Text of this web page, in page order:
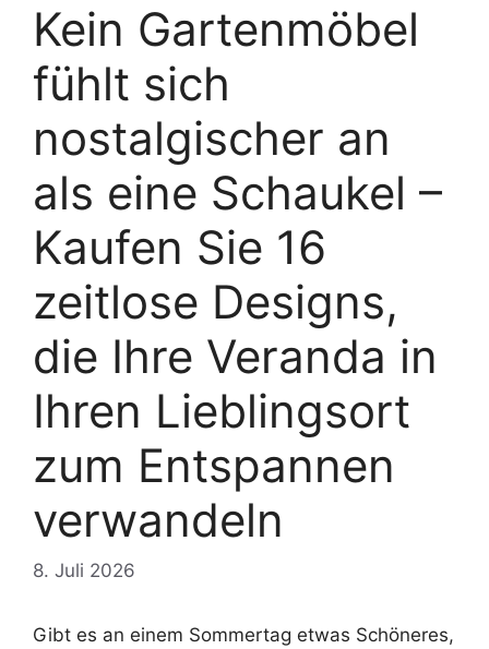
Kein Gartenmöbel
fühlt sich
nostalgischer an
als eine Schaukel –
Kaufen Sie 16
zeitlose Designs,
die Ihre Veranda in
Ihren Lieblingsort
zum Entspannen
verwandeln
8. Juli 2026
Gibt es an einem Sommertag etwas Schöneres,